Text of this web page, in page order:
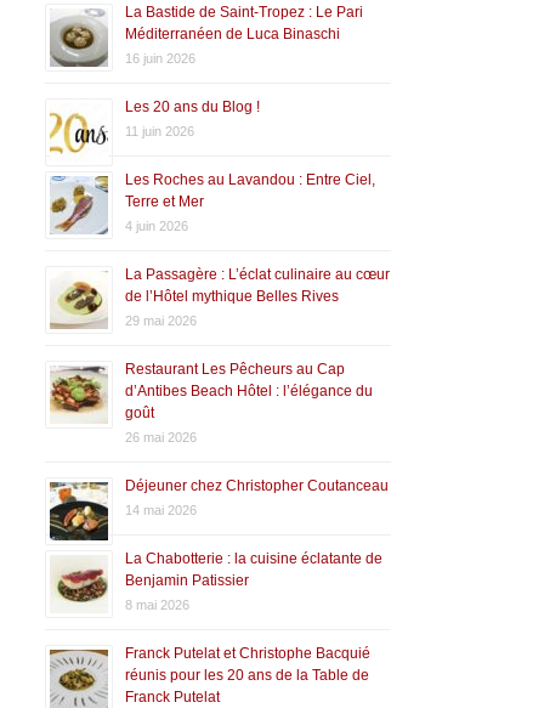
La Bastide de Saint-Tropez : Le Pari
Méditerranéen de Luca Binaschi
16 juin 2026
Les 20 ans du Blog !
11 juin 2026
Les Roches au Lavandou : Entre Ciel,
Terre et Mer
4 juin 2026
La Passagère : L’éclat culinaire au cœur
de l’Hôtel mythique Belles Rives
29 mai 2026
Restaurant Les Pêcheurs au Cap
d’Antibes Beach Hôtel : l’élégance du
goût
26 mai 2026
Déjeuner chez Christopher Coutanceau
14 mai 2026
La Chabotterie : la cuisine éclatante de
Benjamin Patissier
8 mai 2026
Franck Putelat et Christophe Bacquié
réunis pour les 20 ans de la Table de
Franck Putelat